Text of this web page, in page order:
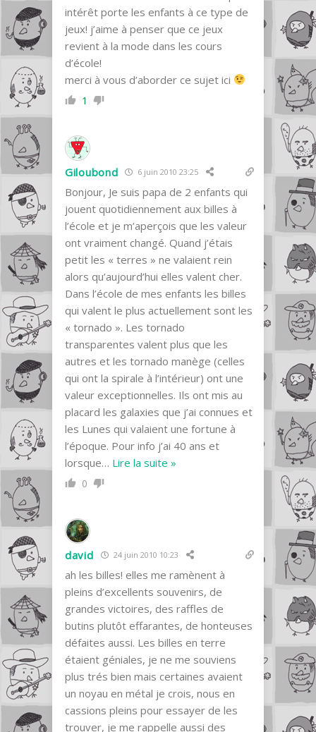
intérêt porte les enfants à ce type de
jeux! j’aime à penser que ce jeux
revient à la mode dans les cours
d’école!
merci à vous d’aborder ce sujet ici
1
Giloubond 6 juin 2010 23:25
Bonjour, Je suis papa de 2 enfants qui
jouent quotidiennement aux billes à
l’école et je m’aperçois que les valeur
ont vraiment changé. Quand j’étais
petit les « terres » ne valaient rein
alors qu’aujourd’hui elles valent cher.
Dans l’école de mes enfants les billes
qui valent le plus actuellement sont les
« tornado ». Les tornado
transparentes valent plus que les
autres et les tornado manège (celles
qui ont la spirale à l’intérieur) ont une
valeur exceptionnelles. Ils ont mis au
placard les galaxies que j’ai connues et
les Lunes qui valaient une fortune à
l’époque. Pour info j’ai 40 ans et
lorsque… Lire la suite »
0
david 24 juin 2010 10:23
ah les billes! elles me ramènent à
pleins d’excellents souvenirs, de
grandes victoires, des raffles de
butins plutôt effarantes, de honteuses
défaites aussi. Les billes en terre
étaient géniales, je ne me souviens
plus trés bien mais certaines avaient
un noyau en métal je crois, nous en
cassions pleins pour essayer de les
trouver, je me rappelle aussi des